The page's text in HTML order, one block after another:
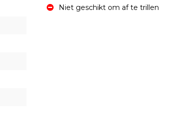
Niet geschikt om af te trillen